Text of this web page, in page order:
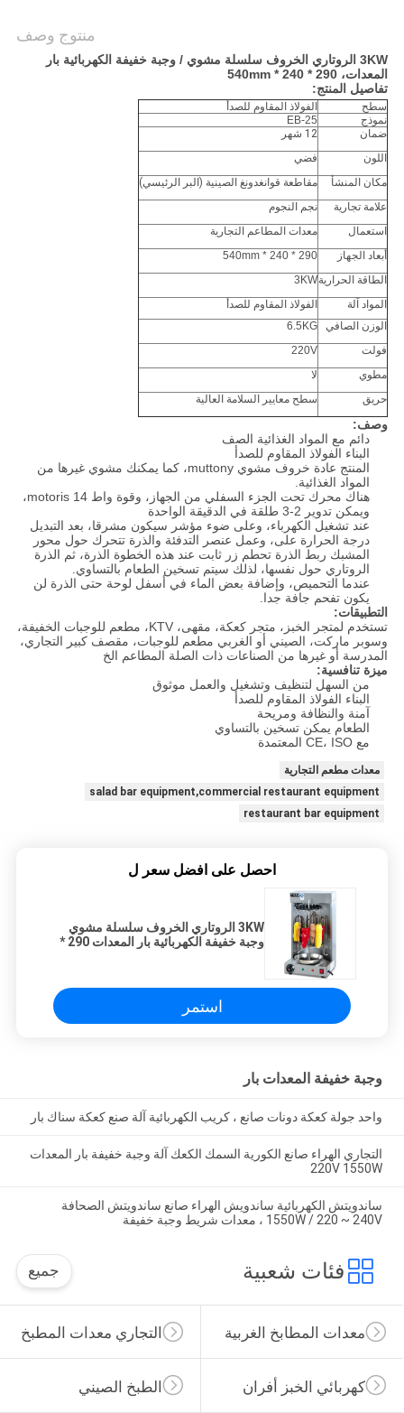
منتوج وصف
3KW الروتاري الخروف سلسلة مشوي / وجبة خفيفة الكهربائية بار
المعدات، 290 * 240 * 540mm
تفاصيل المنتج:
سطح
الفولاذ المقاوم للصدأ
نموذج
EB-25
ضمان
12 شهر
اللون
فضي
مكان المنشأ
مقاطعة قوانغدونغ الصينية (البر الرئيسي)
علامة تجارية
نجم النجوم
استعمال
معدات المطاعم التجارية
أبعاد الجهاز
290 * 240 * 540mm
الطاقة الحرارية3KW
المواد آلة
الفولاذ المقاوم للصدأ
الوزن الصافي
6.5KG
فولت
220V
مطوي
لا
حريق
سطح معايير السلامة العالية
وصف:
دائم مع المواد الغذائية الصف
البناء الفولاذ المقاوم للصدأ
المنتج عادة خروف مشوي muttony، كما يمكنك مشوي غيرها من
المواد الغذائية.
هناك محرك تحت الجزء السفلي من الجهاز، وقوة واط motoris 14،
ويمكن تدوير 2-3 طلقة في الدقيقة الواحدة
عند تشغيل الكهرباء، وعلى ضوء مؤشر سيكون مشرقا، بعد التبديل
درجة الحرارة على، وعمل عنصر التدفئة والذرة تتحرك حول محور
المشبك ربط الذرة تحطم زر ثابت عند هذه الخطوة الذرة، ثم الذرة
الروتاري حول نفسها، لذلك سيتم تسخين الطعام بالتساوي.
عندما التحميص، وإضافة بعض الماء في أسفل لوحة حتى الذرة لن
يكون تفحم جافة جدا.
التطبيقات:
تستخدم لمتجر الخبز، متجر كعكة، مقهى، KTV، مطعم للوجبات الخفيفة،
وسوبر ماركت، الصيني أو الغربي مطعم للوجبات، مقصف كبير التجاري،
المدرسة أو غيرها من الصناعات ذات الصلة المطاعم الخ
ميزة تنافسية:
من السهل لتنظيف وتشغيل والعمل موثوق
البناء الفولاذ المقاوم للصدأ
آمنة والنظافة ومريحة
الطعام يمكن تسخين بالتساوي
مع CE، ISO المعتمدة
معدات مطعم التجارية
salad bar equipment,commercial restaurant equipment
restaurant bar equipment
احصل على افضل سعر ل
3KW الروتاري الخروف سلسلة مشوي
وجبة خفيفة الكهربائية بار المعدات 290 *
استمر
وجبة خفيفة المعدات بار
واحد جولة كعكة دونات صانع ، كريب الكهربائية آلة صنع كعكة سناك بار
التجاري الهراء صانع الكورية السمك الكعك آلة وجبة خفيفة بار المعدات
220V 1550W
ساندويتش الكهربائية ساندويش الهراء صانع ساندويتش الصحافة
1550W / 220 ~ 240V ، معدات شريط وجبة خفيفة
فئات شعبية جميع
التجاري معدات المطبخ معدات المطابخ الغربية
الطبخ الصيني كهربائي الخبز أفران